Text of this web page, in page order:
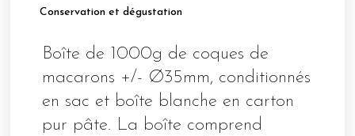
Conservation et dégustation
Boîte de 1000g de coques de
macarons +/- Ø35mm, conditionnés
en sac et boîte blanche en carton
pur pâte. La boîte comprend